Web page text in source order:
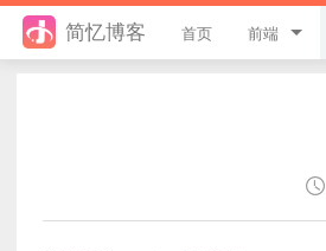
简忆博客 首页 前端